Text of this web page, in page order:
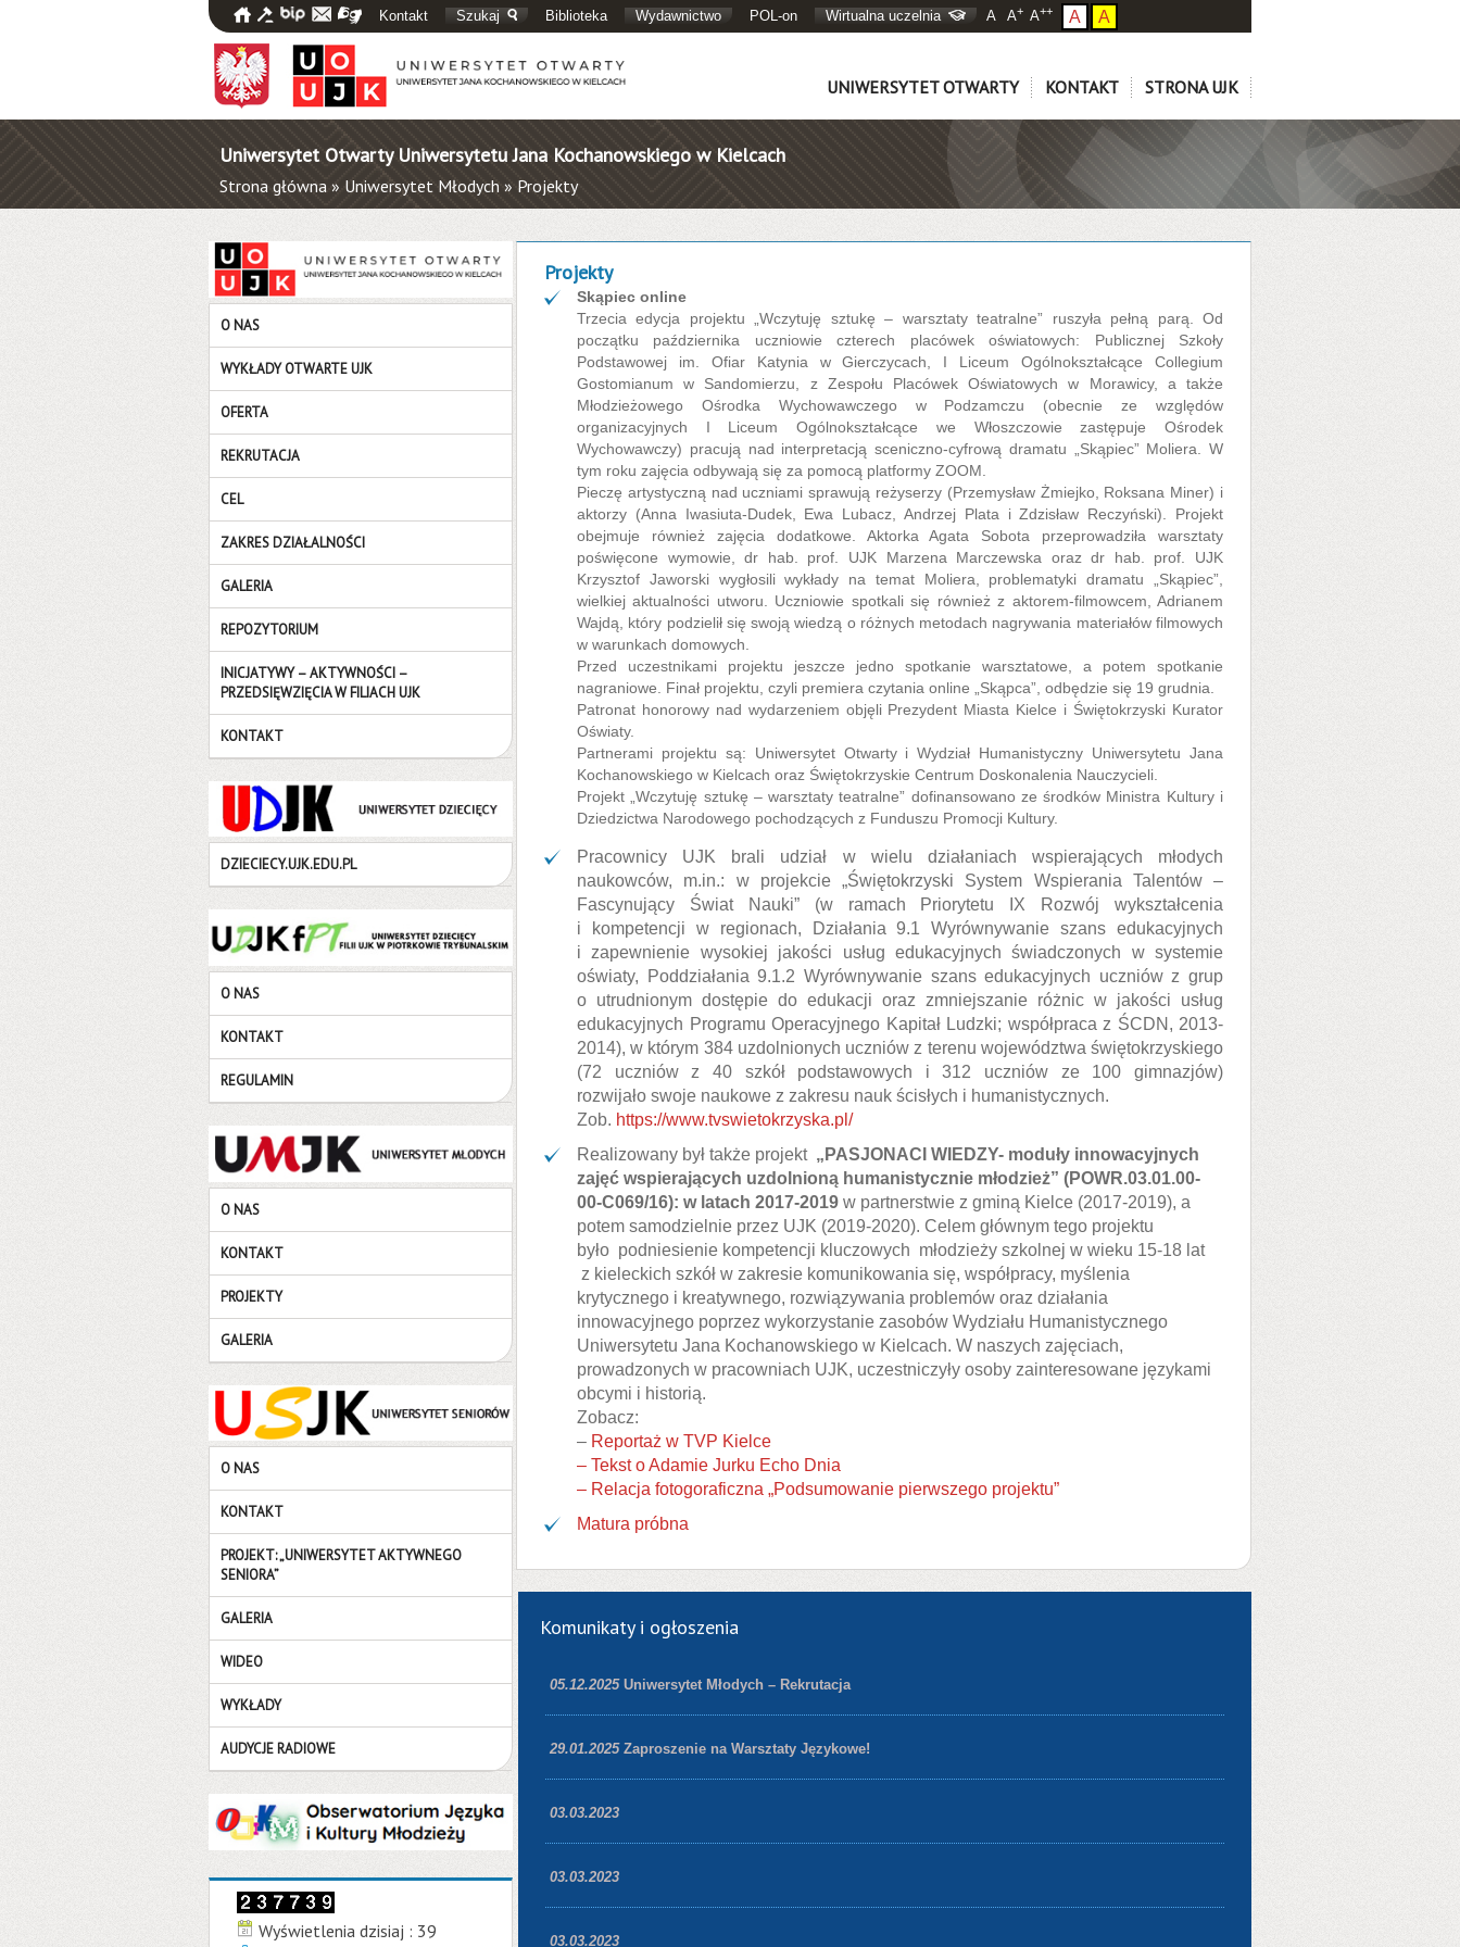
Kontakt Szukaj Biblioteka Wydawnictwo POL-on Wirtualna uczelnia A A+ A++ A A
UNIWERSYTET OTWARTY KONTAKT STRONA UJK
Uniwersytet Otwarty Uniwersytetu Jana Kochanowskiego w Kielcach
Strona główna » Uniwersytet Młodych » Projekty
O NAS
WYKŁADY OTWARTE UJK
OFERTA
REKRUTACJA
CEL
ZAKRES DZIAŁALNOŚCI
GALERIA
REPOZYTORIUM
INICJATYWY – AKTYWNOŚCI –
PRZEDSIĘWZIĘCIA W FILIACH UJK
KONTAKT
DZIECIECY.UJK.EDU.PL
O NAS
KONTAKT
REGULAMIN
O NAS
KONTAKT
PROJEKTY
GALERIA
O NAS
KONTAKT
PROJEKT: „UNIWERSYTET AKTYWNEGO
SENIORA”
GALERIA
WIDEO
WYKŁADY
AUDYCJE RADIOWE
Wyświetlenia dzisiaj : 39
Projekty
Skąpiec online
Trzecia edycja projektu „Wczytuję sztukę – warsztaty teatralne” ruszyła pełną parą. Od
początku października uczniowie czterech placówek oświatowych: Publicznej Szkoły
Podstawowej im. Ofiar Katynia w Gierczycach, I Liceum Ogólnokształcące Collegium
Gostomianum w Sandomierzu, z Zespołu Placówek Oświatowych w Morawicy, a także
Młodzieżowego Ośrodka Wychowawczego w Podzamczu (obecnie ze względów
organizacyjnych I Liceum Ogólnokształcące we Włoszczowie zastępuje Ośrodek
Wychowawczy) pracują nad interpretacją sceniczno-cyfrową dramatu „Skąpiec” Moliera. W
tym roku zajęcia odbywają się za pomocą platformy ZOOM.
Pieczę artystyczną nad uczniami sprawują reżyserzy (Przemysław Żmiejko, Roksana Miner) i
aktorzy (Anna Iwasiuta-Dudek, Ewa Lubacz, Andrzej Plata i Zdzisław Reczyński). Projekt
obejmuje również zajęcia dodatkowe. Aktorka Agata Sobota przeprowadziła warsztaty
poświęcone wymowie, dr hab. prof. UJK Marzena Marczewska oraz dr hab. prof. UJK
Krzysztof Jaworski wygłosili wykłady na temat Moliera, problematyki dramatu „Skąpiec”,
wielkiej aktualności utworu. Uczniowie spotkali się również z aktorem-filmowcem, Adrianem
Wajdą, który podzielił się swoją wiedzą o różnych metodach nagrywania materiałów filmowych
w warunkach domowych.
Przed uczestnikami projektu jeszcze jedno spotkanie warsztatowe, a potem spotkanie
nagraniowe. Finał projektu, czyli premiera czytania online „Skąpca”, odbędzie się 19 grudnia.
Patronat honorowy nad wydarzeniem objęli Prezydent Miasta Kielce i Świętokrzyski Kurator
Oświaty.
Partnerami projektu są: Uniwersytet Otwarty i Wydział Humanistyczny Uniwersytetu Jana
Kochanowskiego w Kielcach oraz Świętokrzyskie Centrum Doskonalenia Nauczycieli.
Projekt „Wczytuję sztukę – warsztaty teatralne” dofinansowano ze środków Ministra Kultury i
Dziedzictwa Narodowego pochodzących z Funduszu Promocji Kultury.
Pracownicy UJK brali udział w wielu działaniach wspierających młodych
naukowców, m.in.: w projekcie „Świętokrzyski System Wspierania Talentów –
Fascynujący Świat Nauki” (w ramach Priorytetu IX Rozwój wykształcenia
i kompetencji w regionach, Działania 9.1 Wyrównywanie szans edukacyjnych
i zapewnienie wysokiej jakości usług edukacyjnych świadczonych w systemie
oświaty, Poddziałania 9.1.2 Wyrównywanie szans edukacyjnych uczniów z grup
o utrudnionym dostępie do edukacji oraz zmniejszanie różnic w jakości usług
edukacyjnych Programu Operacyjnego Kapitał Ludzki; współpraca z ŚCDN, 2013-
2014), w którym 384 uzdolnionych uczniów z terenu województwa świętokrzyskiego
(72 uczniów z 40 szkół podstawowych i 312 uczniów ze 100 gimnazjów)
rozwijało swoje naukowe z zakresu nauk ścisłych i humanistycznych.
Zob. https://www.tvswietokrzyska.pl/
Realizowany był także projekt „PASJONACI WIEDZY- moduły innowacyjnych
zajęć wspierających uzdolnioną humanistycznie młodzież” (POWR.03.01.00-
00-C069/16): w latach 2017-2019 w partnerstwie z gminą Kielce (2017-2019), a
potem samodzielnie przez UJK (2019-2020). Celem głównym tego projektu
było podniesienie kompetencji kluczowych młodzieży szkolnej w wieku 15-18 lat
z kieleckich szkół w zakresie komunikowania się, współpracy, myślenia
krytycznego i kreatywnego, rozwiązywania problemów oraz działania
innowacyjnego poprzez wykorzystanie zasobów Wydziału Humanistycznego
Uniwersytetu Jana Kochanowskiego w Kielcach. W naszych zajęciach,
prowadzonych w pracowniach UJK, uczestniczyły osoby zainteresowane językami
obcymi i historią.
Zobacz:
– Reportaż w TVP Kielce
– Tekst o Adamie Jurku Echo Dnia
– Relacja fotogoraficzna „Podsumowanie pierwszego projektu”
Matura próbna
Komunikaty i ogłoszenia
05.12.2025 Uniwersytet Młodych – Rekrutacja
29.01.2025 Zaproszenie na Warsztaty Językowe!
03.03.2023
03.03.2023
03.03.2023